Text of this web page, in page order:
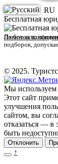
RU
Бесплатная
Политика
Любое
подборок,
© 2025.
Мы используем
Этот сайт
улучшения
сайтом, вы
отказаться — в
быть
Отклонить
↑